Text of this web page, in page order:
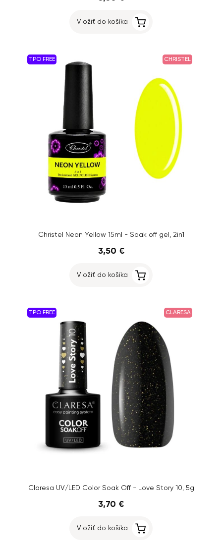
Vložiť do košíka
TPO FREE CHRISTEL
Christel Neon Yellow 15ml - Soak off gel, 2in1
3,50 €
Vložiť do košíka
TPO FREE CLARESA
Claresa UV/LED Color Soak Off - Love Story 10, 5g
3,70 €
Vložiť do košíka